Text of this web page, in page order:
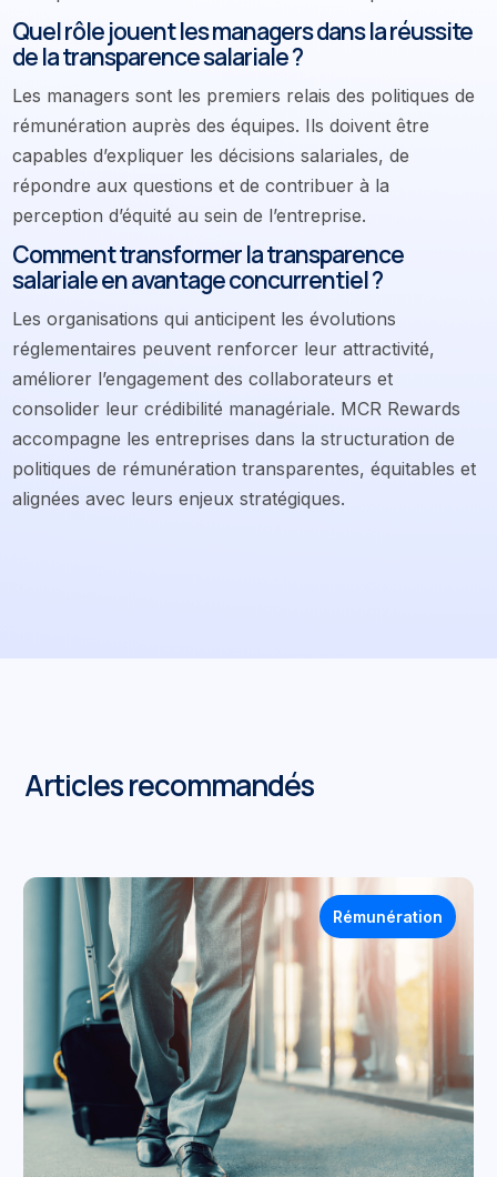
Quel rôle jouent les managers dans la réussite
de la transparence salariale ?
Les managers sont les premiers relais des politiques de
rémunération auprès des équipes. Ils doivent être
capables d’expliquer les décisions salariales, de
répondre aux questions et de contribuer à la
perception d’équité au sein de l’entreprise.
Comment transformer la transparence
salariale en avantage concurrentiel ?
Les organisations qui anticipent les évolutions
réglementaires peuvent renforcer leur attractivité,
améliorer l’engagement des collaborateurs et
consolider leur crédibilité managériale. MCR Rewards
accompagne les entreprises dans la structuration de
politiques de rémunération transparentes, équitables et
alignées avec leurs enjeux stratégiques.
Articles recommandés
Rémunération